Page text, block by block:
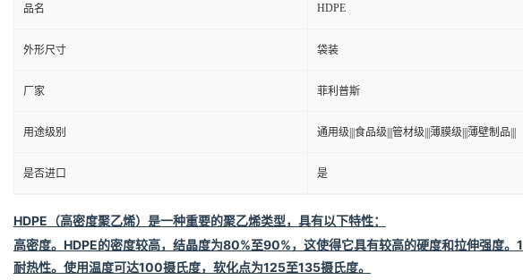
品名 HDPE
外形尺寸 袋装
厂家 菲利普斯
用途级别 通用级|||食品级|||管材级|||薄膜级|||薄壁制品|||
是否进口 是
HDPE （高密度聚乙烯）是一种重要的聚乙烯类型，具有以下特性：
高密度。HDPE的密度较高，结晶度为80%至90%，这使得它具有较高的硬度和拉伸强度。 1
耐热性。使用温度可达100摄氏度，软化点为125至135摄氏度。